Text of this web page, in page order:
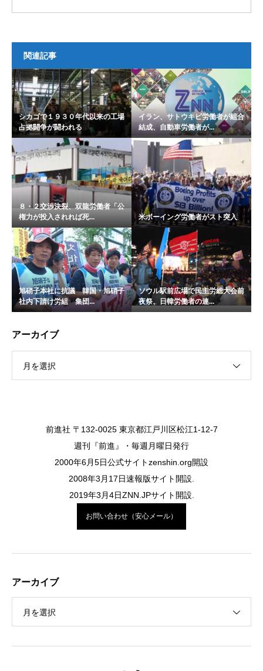
関連記事
シカゴで１９３０年代以来の工場
占拠闘争が闘われる
イラン、サトウキビ労働者が組合
結成、自動車労働者が...
８・２交渉決裂、双龍労働者「公
権力が投入されれば死...
米ボーイング労働者がスト突入
旭硝子本社に抗議 韓国・旭硝子
社内下請け労組 集団...
ソウル駅前広場で民主労総大会前
夜祭、日韓労働者の連...
アーカイブ
月を選択
前進社 〒132-0025 東京都江戸川区松江1-12-7
週刊『前進』・毎週月曜日発行
2000年6月5日公式サイトzenshin.org開設
2008年3月17日速報版サイト開設.
2019年3月4日ZNN.JPサイト開設.
お問い合わせ（安心メール）
アーカイブ
月を選択